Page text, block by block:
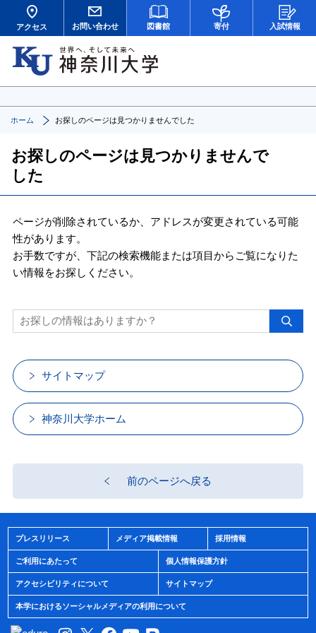
アクセス お問い合わせ 図書館 寄付 入試情報
ホーム お探しのページは見つかりませんでした
お探しのページは見つかりませんで
した
ページが削除されているか、アドレスが変更されている可能
性があります。
お手数ですが、下記の検索機能または項目からご覧になりた
い情報をお探しください。
サイトマップ
神奈川大学ホーム
前のページへ戻る
プレスリリース メディア掲載情報 採用情報
ご利用にあたって 個人情報保護方針
アクセシビリティについて サイトマップ
本学におけるソーシャルメディアの利用について